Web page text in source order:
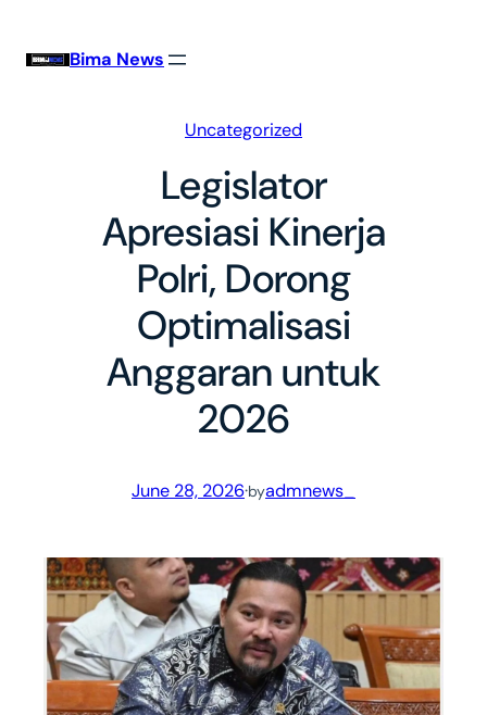
Bima News
Uncategorized
Legislator
Apresiasi Kinerja
Polri, Dorong
Optimalisasi
Anggaran untuk
2026
June 28, 2026·byadmnews_